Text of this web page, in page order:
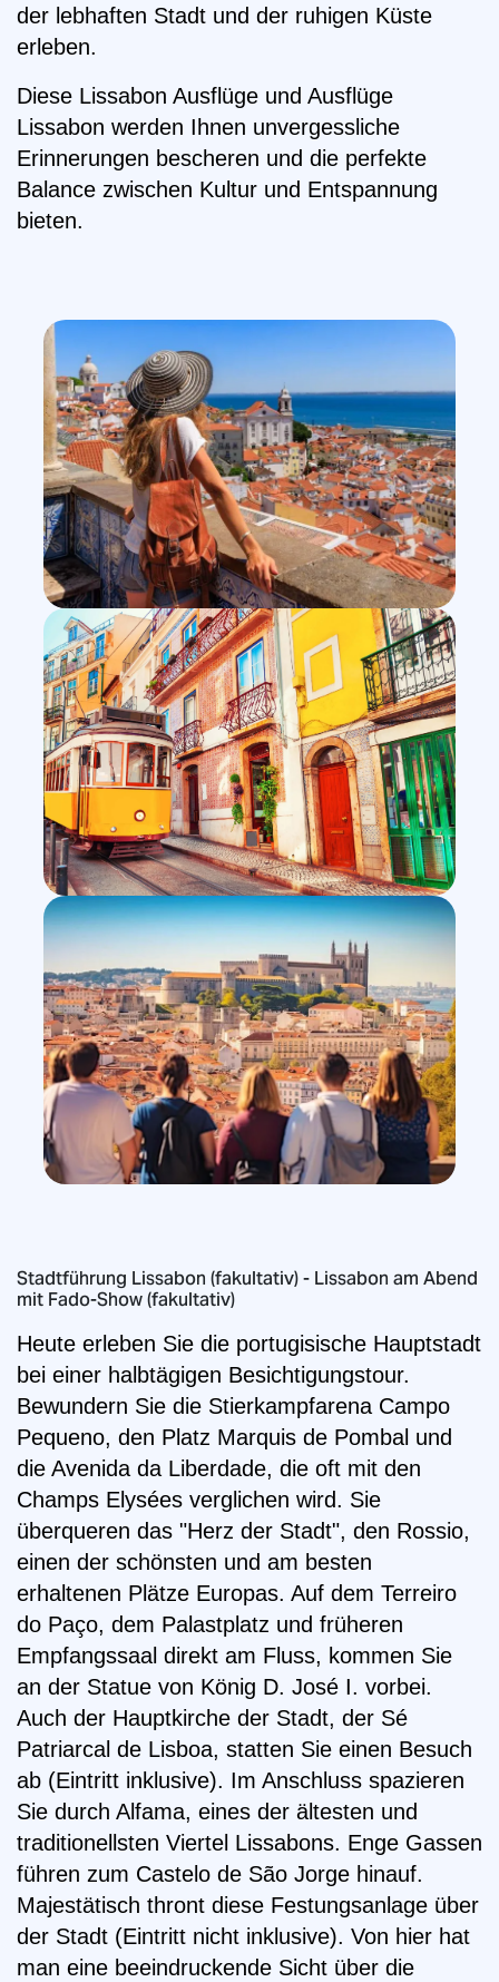
der lebhaften Stadt und der ruhigen Küste
erleben.
Diese Lissabon Ausflüge und Ausflüge
Lissabon werden Ihnen unvergessliche
Erinnerungen bescheren und die perfekte
Balance zwischen Kultur und Entspannung
bieten.
Stadtführung Lissabon (fakultativ) - Lissabon am Abend
mit Fado-Show (fakultativ)
Heute erleben Sie die portugisische Hauptstadt
bei einer halbtägigen Besichtigungstour.
Bewundern Sie die Stierkampfarena Campo
Pequeno, den Platz Marquis de Pombal und
die Avenida da Liberdade, die oft mit den
Champs Elysées verglichen wird. Sie
überqueren das "Herz der Stadt", den Rossio,
einen der schönsten und am besten
erhaltenen Plätze Europas. Auf dem Terreiro
do Paço, dem Palastplatz und früheren
Empfangssaal direkt am Fluss, kommen Sie
an der Statue von König D. José I. vorbei.
Auch der Hauptkirche der Stadt, der Sé
Patriarcal de Lisboa, statten Sie einen Besuch
ab (Eintritt inklusive). Im Anschluss spazieren
Sie durch Alfama, eines der ältesten und
traditionellsten Viertel Lissabons. Enge Gassen
führen zum Castelo de São Jorge hinauf.
Majestätisch thront diese Festungsanlage über
der Stadt (Eintritt nicht inklusive). Von hier hat
man eine beeindruckende Sicht über die